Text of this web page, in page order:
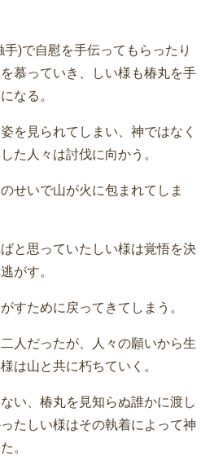
)で自慰を手伝ってもらったり
慕っていき、しい様も椿丸を手
なる。
を見られてしまい、神ではなく
た人々は討伐に向かう。
せいで山が火に包まれてしま
と思っていたしい様は覚悟を決
がす。
すために戻ってきてしまう。
人だったが、人々の願いから生
は山と共に朽ちていく。
い、椿丸を見知らぬ誰かに渡し
たしい様はその執着によって神
。